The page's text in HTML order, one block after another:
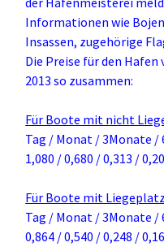
Informationen wie
Insassen, zugehörige
Die Preise für den
2013 so zusammen:
Für Boote mit nicht
Tag / Monat / 3Monate
1,080 / 0,680 / 0,313 /
Für Boote mit
Tag / Monat / 3Monate
0,864 / 0,540 / 0,248 /